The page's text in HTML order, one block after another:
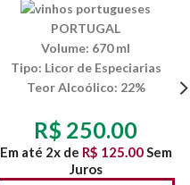
PORTUGAL
Volume: 670 ml
Tipo: Licor de Especiarias
Teor Alcoólico: 22%
R$ 250.00
Em até 2x de R$ 125.00Sem
Juros